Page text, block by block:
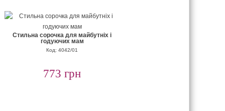
Стильна сорочка для майбутніх і
годуючих мам
Код: 4042/01
773 грн